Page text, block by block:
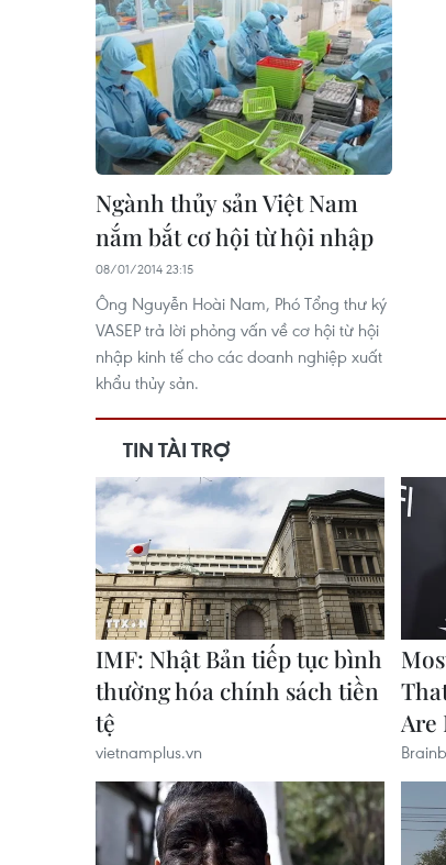
Ngành thủy sản Việt Nam
nắm bắt cơ hội từ hội nhập
08/01/2014 23:15
Ông Nguyễn Hoài Nam, Phó Tổng thư ký
VASEP trả lời phỏng vấn về cơ hội từ hội
nhập kinh tế cho các doanh nghiệp xuất
khẩu thủy sản.